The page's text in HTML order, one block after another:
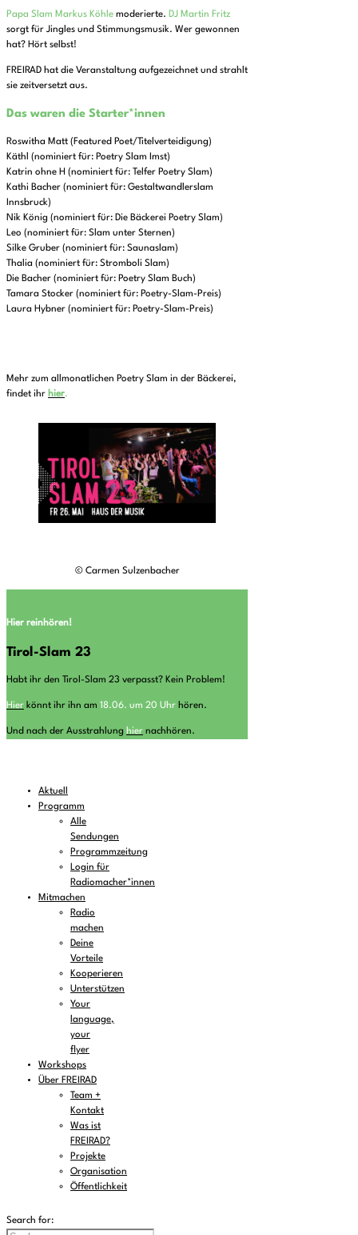
Papa Slam Markus Köhle moderierte. DJ Martin Fritz
sorgt für Jingles und Stimmungsmusik. Wer gewonnen
hat? Hört selbst!
FREIRAD hat die Veranstaltung aufgezeichnet und strahlt
sie zeitversetzt aus.
Das waren die Starter*innen
Roswitha Matt (Featured Poet/Titelverteidigung)
Käthl (nominiert für: Poetry Slam Imst)
Katrin ohne H (nominiert für: Telfer Poetry Slam)
Kathi Bacher (nominiert für: Gestaltwandlerslam
Innsbruck)
Nik König (nominiert für: Die Bäckerei Poetry Slam)
Leo (nominiert für: Slam unter Sternen)
Silke Gruber (nominiert für: Saunaslam)
Thalia (nominiert für: Stromboli Slam)
Die Bacher (nominiert für: Poetry Slam Buch)
Tamara Stocker (nominiert für: Poetry-Slam-Preis)
Laura Hybner (nominiert für: Poetry-Slam-Preis)
Mehr zum allmonatlichen Poetry Slam in der Bäckerei,
findet ihr hier.
© Carmen Sulzenbacher
Hier reinhören!
Tirol-Slam 23
Habt ihr den Tirol-Slam 23 verpasst? Kein Problem!
Hier könnt ihr ihn am 18.06. um 20 Uhr hören.
Und nach der Ausstrahlung hier nachhören.
Aktuell
Programm
Alle
Sendungen
Programmzeitung
Login für
Radiomacher*innen
Mitmachen
Radio
machen
Deine
Vorteile
Kooperieren
Unterstützen
Your
language,
your
flyer
Workshops
Über FREIRAD
Team +
Kontakt
Was ist
FREIRAD?
Projekte
Organisation
Öffentlichkeit
Search for: